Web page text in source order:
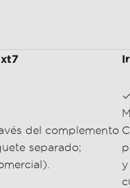
del complemento
separado;
y